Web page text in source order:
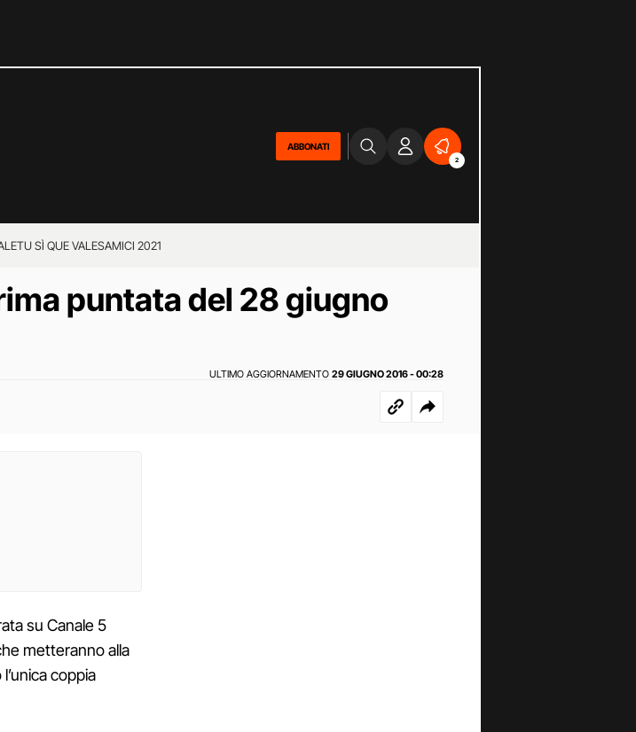
ABBONATI
2
TU SÌ QUE VALESAMICI 2021
puntata del 28 giugno
ULTIMO AGGIORNAMENTO 29 GIUGNO 2016 - 00:28
su Canale 5
metteranno alla
coppia